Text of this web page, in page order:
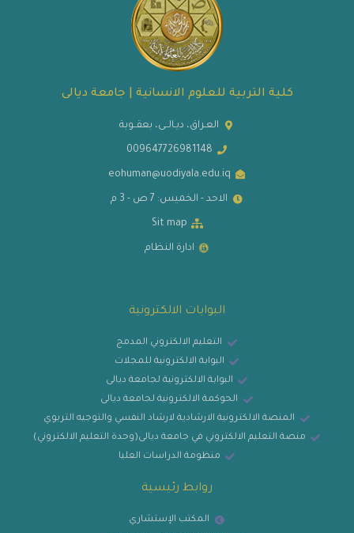
كلية التربية للعلوم الانسانية | جامعة ديالى
العـراق، ديـالــى، بعقــوبة
009647726981148
eohuman@uodiyala.edu.iq
الاحد - الخميس: 7 ص - 3 م
Sit map
ادارة النظام
البوابات الالكترونية
التعليم الالكتروني المدمج
البوابة الالكترونية للمجلات
البوابة الالكترونية لجامعة ديالى
الحوكمة الالكترونية لجامعة ديالى
المنصة الالكترونية الارشادية لارشاد النفسي والتوجيه التربوي
منصة التعليم الالكتروني في جامعة ديالى(وحدة التعليم الالكتروني)
منظومة الدراسات العليا
روابط رئيسية
المكتب الإستشاري